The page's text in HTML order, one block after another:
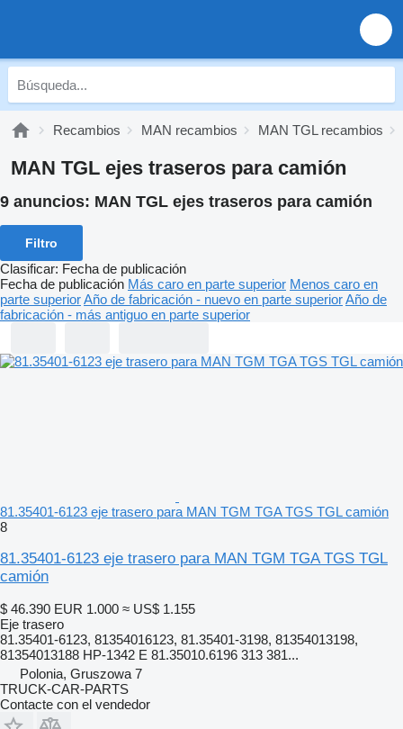
Recambios MAN recambios MAN TGL recambios
MAN TGL ejes traseros para camión
9 anuncios: MAN TGL ejes traseros para camión
Filtro
Clasificar: Fecha de publicación
Fecha de publicación Más caro en parte superior Menos caro en
parte superiorAño de fabricación - nuevo en parte superiorAño de
fabricación - más antiguo en parte superior
81.35401-6123 eje trasero para MAN TGM TGA TGS TGL camión
8
81.35401-6123 eje trasero para MAN TGM TGA TGS TGL
camión
$ 46.390 EUR 1.000 ≈ US$ 1.155
Eje trasero
81.35401-6123, 81354016123, 81.35401-3198, 81354013198,
81354013188 HP-1342 E 81.35010.6196 313 381...
Polonia, Gruszowa 7
TRUCK-CAR-PARTS
Contacte con el vendedor